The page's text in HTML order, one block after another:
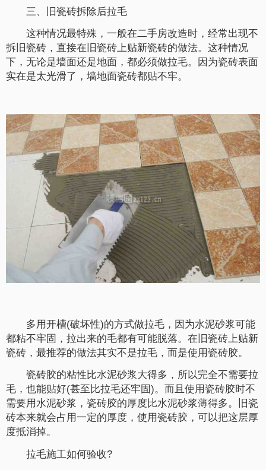
三、旧瓷砖拆除后拉毛
这种情况最特殊，一般在二手房改造时，经常出现不
拆旧瓷砖，直接在旧瓷砖上贴新瓷砖的做法。这种情况
下，无论是墙面还是地面，都必须做拉毛。因为瓷砖表面
实在是太光滑了，墙地面瓷砖都贴不牢。
多用开槽(破坏性)的方式做拉毛，因为水泥砂浆可能
都粘不牢固，拉出来的毛都有可能脱落。在旧瓷砖上贴新
瓷砖，最推荐的做法其实不是拉毛，而是使用瓷砖胶。
瓷砖胶的粘性比水泥砂浆大得多，所以完全不需要拉
毛，也能贴好(甚至比拉毛还牢固)。而且使用瓷砖胶时不
需要用水泥砂浆，瓷砖胶的厚度比水泥砂浆薄得多。旧瓷
砖本来就会占用一定的厚度，使用瓷砖胶，可以把这层厚
度抵消掉。
拉毛施工如何验收?